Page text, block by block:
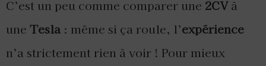
C’est un peu comme comparer une 2CVà
une Tesla : même si ça roule, l’expérience
n’a strictement rien à voir ! Pour mieux